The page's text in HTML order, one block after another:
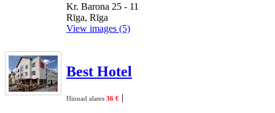
Kr. Barona 25 - 11
Rīga, Rīga
View images (5)
Best Hotel
Hinnad alates 36 € |